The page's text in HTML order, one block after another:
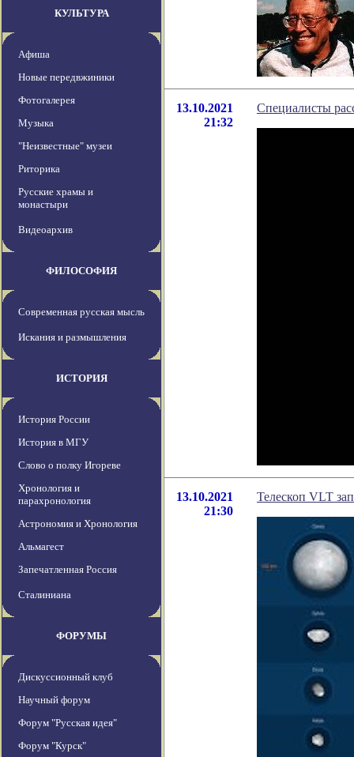
КУЛЬТУРА
Афиша
Новые передвжиники
Фотогалерея
Музыка
"Неизвестные" музеи
Риторика
Русские храмы и
монастыри
Видеоархив
ФИЛОСОФИЯ
Современная русская мысль
Искания и размышления
ИСТОРИЯ
История России
История в МГУ
Слово о полку Игореве
Хронология и
парахронология
Астрономия и Хронология
Альмагест
Запечатленная Россия
Сталиниана
ФОРУМЫ
Дискуссионный клуб
Научный форум
Форум "Русская идея"
Форум "Курск"
13.10.2021
21:32
Специалисты
13.10.2021
21:30
Телескоп VLT